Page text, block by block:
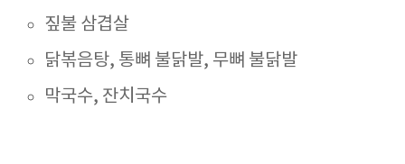
짚불 삼겹살
닭볶음탕, 통뼈 불닭발, 무뼈 불닭발
막국수, 잔치국수